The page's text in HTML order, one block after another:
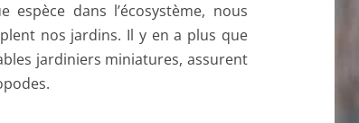
espèce dans l’écosystème, nous
nos jardins. Il y en a plus que
jardiniers miniatures, assurent